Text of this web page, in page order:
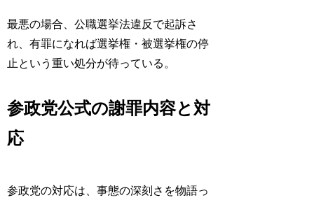
最悪の場合、公職選挙法違反で起訴さ
れ、有罪になれば選挙権・被選挙権の停
止という重い処分が待っている。
参政党公式の謝罪内容と対
応
参政党の対応は、事態の深刻さを物語っ